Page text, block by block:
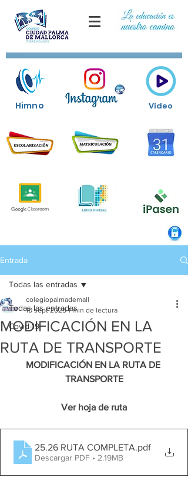
Himno Vídeo
Entrada
Todas las entradas
Covid-19
Todas las entradas
MODIFICACIÓN EN LA
RUTA DE TRANSPORTE
colegiopalmademall
10 sept 2025 1 min de lectura
MODIFICACIÓN EN LA RUTA DE
TRANSPORTE
Ver hoja de ruta
25.26 RUTA COMPLETA.pdf
Descargar PDF • 2.19MB